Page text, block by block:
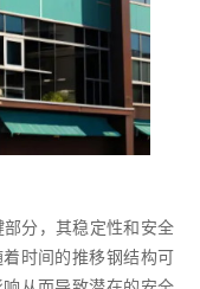
分，其稳定性和安全
时间的推移钢结构可